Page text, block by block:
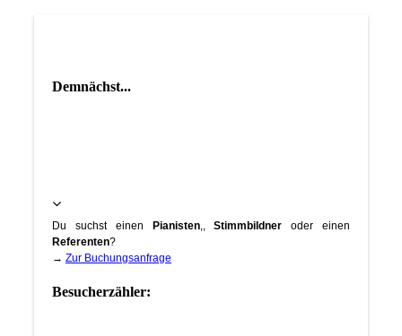
Demnächst...
Du suchst einen Pianisten,,Stimmbildner oder einen
Referenten?
→ Zur Buchungsanfrage
Besucherzähler: